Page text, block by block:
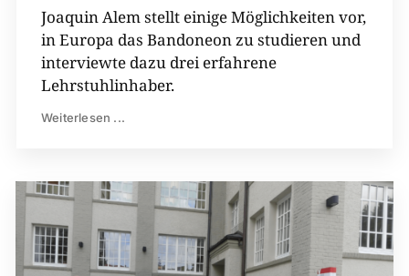
Joaquin Alem stellt einige Möglichkeiten vor,
in Europa das Bandoneon zu studieren und
interviewte dazu drei erfahrene
Lehrstuhlinhaber.
Weiterlesen ...